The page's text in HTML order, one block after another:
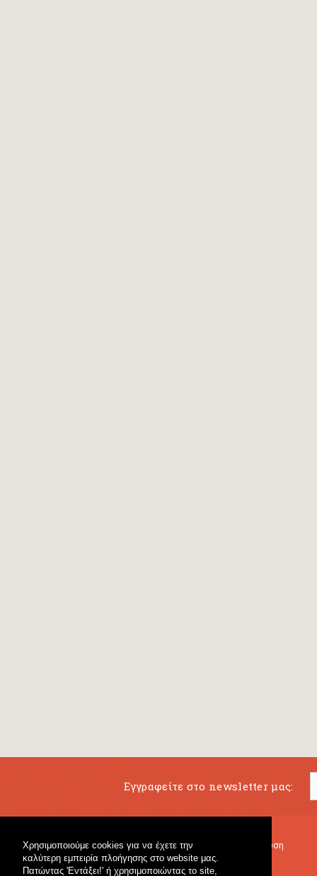
Χρησιμοποιούμε cookies για να έχετε την
καλύτερη εμπειρία πλοήγησης στο website μας.
Πατώντας 'Εντάξει!' ή χρησιμοποιώντας το site,
Εγγραφείτε στο newsletter μας:
Μουσικό Βιβλιοπωλείο
Κρουστά & Εκπαιδευτικό Υλικό
Μουσική Εκπαίδευση
Fagotto Blog